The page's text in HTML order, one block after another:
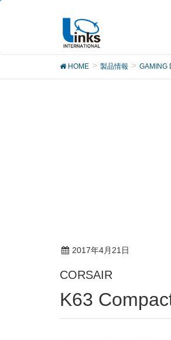
製品
HOME 製品情報 GAMING
2017年4月21日
CORSAIR
K63